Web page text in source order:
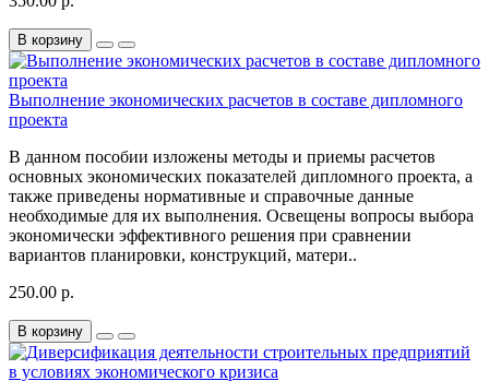
В корзину
Выполнение экономических расчетов в составе дипломного
проекта
В данном пособии изложены методы и приемы расчетов
основных экономических показателей дипломного проекта, а
также приведены нормативные и справочные данные
необходимые для их выполнения. Освещены вопросы выбора
экономически эффективного решения при сравнении
вариантов планировки, конструкций, матери..
250.00 р.
В корзину